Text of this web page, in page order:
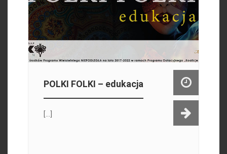
POLKI FOLKI – edukacja